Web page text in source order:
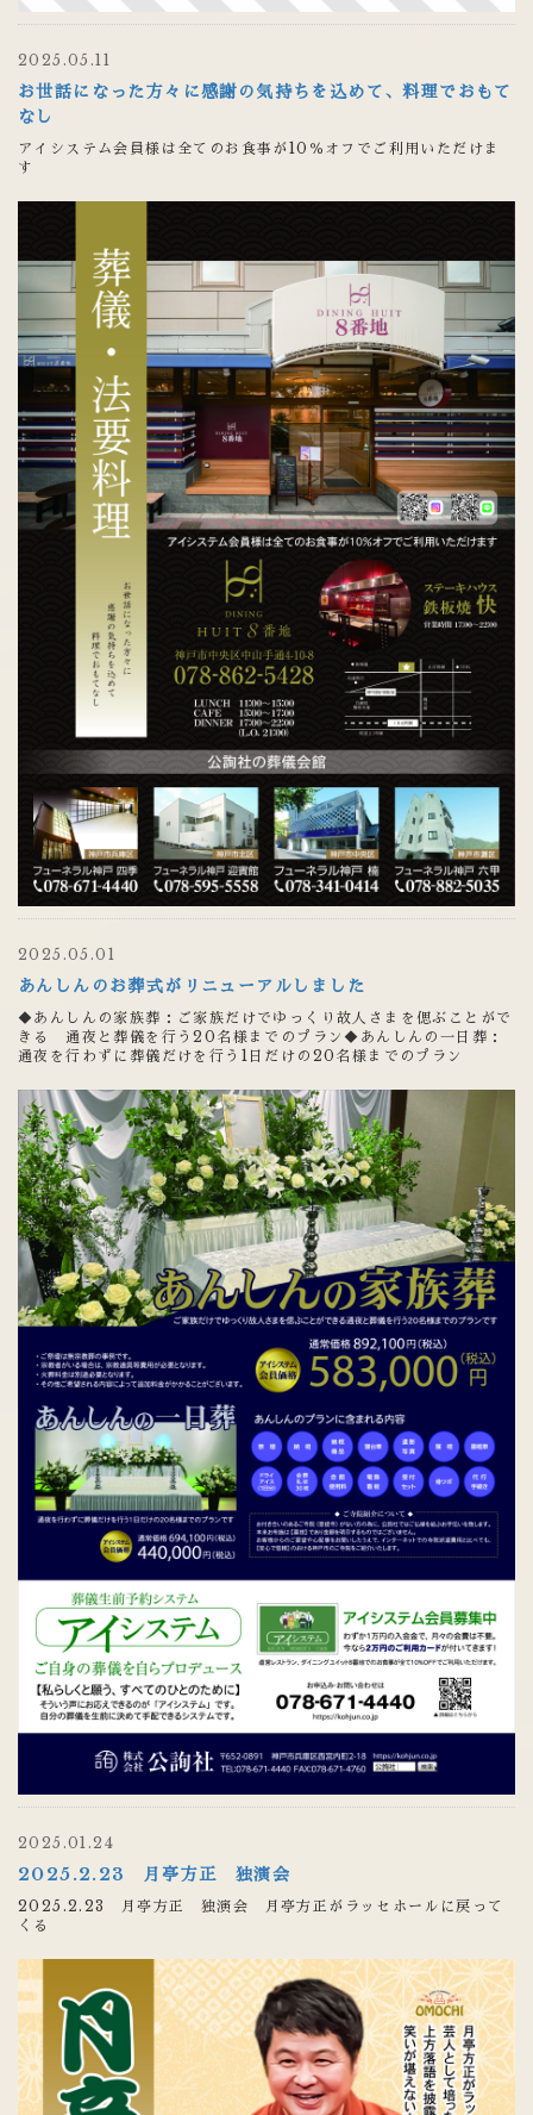
2025.05.11
お世話になった方々に感謝の気持ちを込めて、料理でおもて
なし
アイシステム会員様は全てのお食事が10％オフでご利用いただけま
す
2025.05.01
あんしんのお葬式がリニューアルしました
◆あんしんの家族葬：ご家族だけでゆっくり故人さまを偲ぶことがで
きる 通夜と葬儀を行う20名様までのプラン◆あんしんの一日葬：
通夜を行わずに葬儀だけを行う1日だけの20名様までのプラン
2025.01.24
2025.2.23 月亭方正 独演会
2025.2.23 月亭方正 独演会 月亭方正がラッセホールに戻って
くる